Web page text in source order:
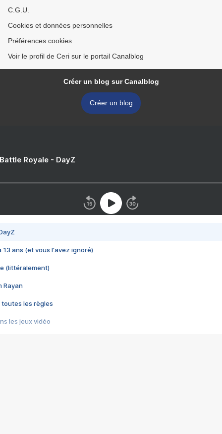
C.G.U.
Cookies et données personnelles
Préférences cookies
Voir le profil de Ceri sur le portail Canalblog
Créer un blog sur Canalblog
Créer un blog
Royale - DayZ
13 ans (et vous l'avez ignoré)
(littéralement)
Rayan
toutes les règles
les jeux vidéo